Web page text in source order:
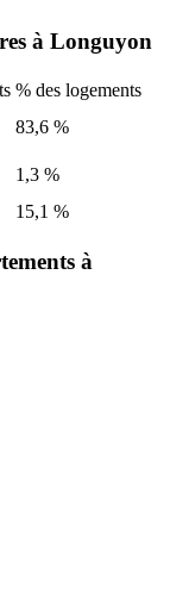
à Longuyon
% des logements
83,6 %
1,3 %
15,1 %
à